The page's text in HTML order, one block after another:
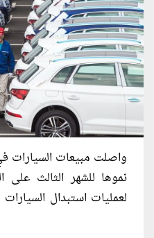
واصلت مبيعات السيارات
نموها للشهر الثالث
لعمليات استبدال